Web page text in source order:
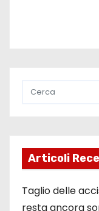
Articoli
Taglio delle
resta ancora